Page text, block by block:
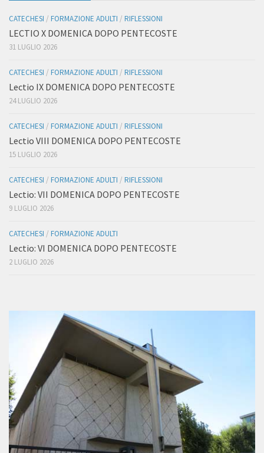
CATECHESI / FORMAZIONE ADULTI / RIFLESSIONI
LECTIO X DOMENICA DOPO PENTECOSTE
31 LUGLIO 2026
CATECHESI / FORMAZIONE ADULTI / RIFLESSIONI
Lectio IX DOMENICA DOPO PENTECOSTE
24 LUGLIO 2026
CATECHESI / FORMAZIONE ADULTI / RIFLESSIONI
Lectio VIII DOMENICA DOPO PENTECOSTE
15 LUGLIO 2026
CATECHESI / FORMAZIONE ADULTI / RIFLESSIONI
Lectio: VII DOMENICA DOPO PENTECOSTE
9 LUGLIO 2026
CATECHESI / FORMAZIONE ADULTI
Lectio: VI DOMENICA DOPO PENTECOSTE
2 LUGLIO 2026